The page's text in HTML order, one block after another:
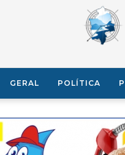
GERAL POLÍTICA